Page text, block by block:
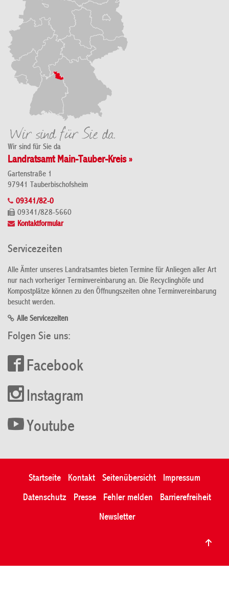
Wir sind für Sie da
Landratsamt Main-Tauber-Kreis »
Gartenstraße 1
97941 Tauberbischofsheim
09341/82-0
09341/828-5660
Kontaktformular
Servicezeiten
Alle Ämter unseres Landratsamtes bieten Termine für Anliegen aller Art
nur nach vorheriger Terminvereinbarung an. Die Recyclinghöfe und
Kompostplätze können zu den Öffnungszeiten ohne Terminvereinbarung
besucht werden.
Alle Servicezeiten
Folgen Sie uns:
Facebook
Instagram
Youtube
Startseite Kontakt Seitenübersicht
Impressum
Datenschutz
Presse Fehler melden
Barrierefreiheit
Newsletter